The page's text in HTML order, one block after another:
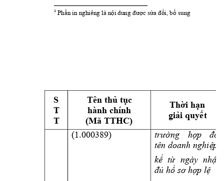
1 Phần in nghiêng là nội dung được sửa đổi, bổ sung
S
T
T
Tên thủ tục
hành chính
(Mã TTHC)
Thời hạn
giải quyết
(1.000389) trường hợp
đổi
tên doanh nghiệp
kể từ ngày nhận
đủ hồ sơ hợp lệ